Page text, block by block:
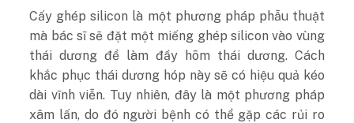
Cấy ghép silicon là một phương pháp phẫu thuật
mà bác sĩ sẽ đặt một miếng ghép silicon vào vùng
thái dương để làm đầy hõm thái dương. Cách
khắc phục thái dương hóp này sẽ có hiệu quả kéo
dài vĩnh viễn. Tuy nhiên, đây là một phương pháp
xâm lấn, do đó người bệnh có thể gặp các rủi ro